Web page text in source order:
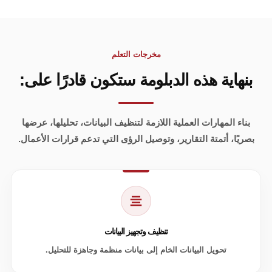
مخرجات التعلم
بنهاية هذه الدبلومة ستكون قادرًا على:
بناء المهارات العملية اللازمة لتنظيف البيانات، تحليلها، عرضها
بصريًا، أتمتة التقارير، وتوصيل الرؤى التي تدعم قرارات الأعمال.
تنظيف وتجهيز البيانات
تحويل البيانات الخام إلى بيانات منظمة وجاهزة للتحليل.